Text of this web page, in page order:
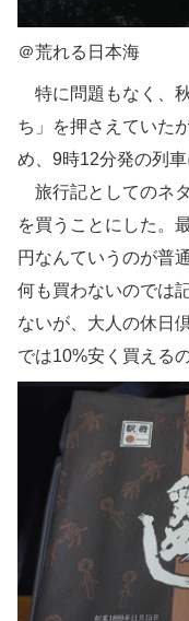
＠荒れる日本海
特に問題もなく、
ち」を押さえていた
め、9時12分発の列
旅行記としてのネ
を買うことにした。
円なんていうのが普
何も買わないのでは
ないが、大人の休日
では10%安く買える